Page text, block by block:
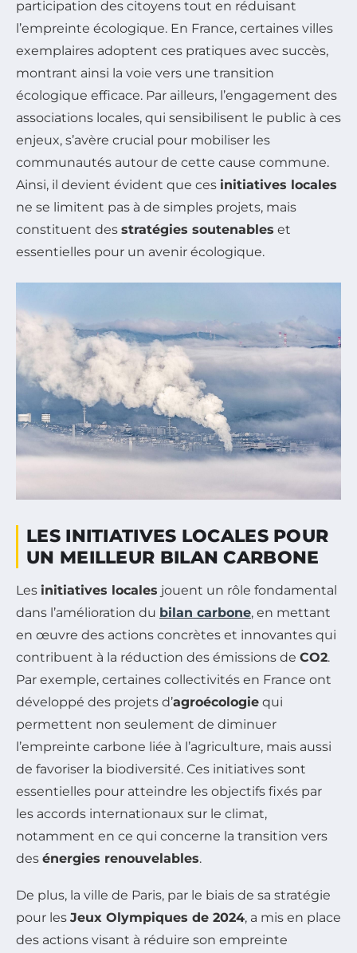
participation des citoyens tout en réduisant
l’empreinte écologique. En France, certaines villes
exemplaires adoptent ces pratiques avec succès,
montrant ainsi la voie vers une transition
écologique efficace. Par ailleurs, l’engagement des
associations locales, qui sensibilisent le public à ces
enjeux, s’avère crucial pour mobiliser les
communautés autour de cette cause commune.
Ainsi, il devient évident que ces initiatives locales
ne se limitent pas à de simples projets, mais
constituent des stratégies soutenables et
essentielles pour un avenir écologique.
LES INITIATIVES LOCALES POUR
UN MEILLEUR BILAN CARBONE
Les initiatives locales jouent un rôle fondamental
dans l’amélioration du bilan carbone, en mettant
en œuvre des actions concrètes et innovantes qui
contribuent à la réduction des émissions de CO2.
Par exemple, certaines collectivités en France ont
développé des projets d’agroécologie qui
permettent non seulement de diminuer
l’empreinte carbone liée à l’agriculture, mais aussi
de favoriser la biodiversité. Ces initiatives sont
essentielles pour atteindre les objectifs fixés par
les accords internationaux sur le climat,
notamment en ce qui concerne la transition vers
des énergies renouvelables.
De plus, la ville de Paris, par le biais de sa stratégie
pour les Jeux Olympiques de 2024, a mis en place
des actions visant à réduire son empreinte